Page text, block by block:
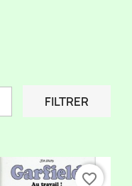
FILTRER
favorite_border